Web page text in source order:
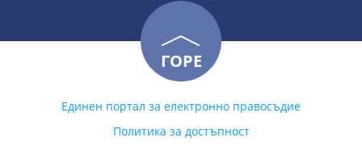
ГОРЕ
Единен портал за електронно правосъдие
Политика за достъпност